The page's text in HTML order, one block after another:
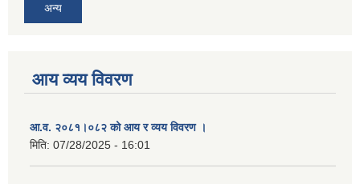
अन्य
आय व्यय विवरण
आ.व. २०८१।०८२ को आय र व्यय विवरण ।
मिति: 07/28/2025 - 16:01